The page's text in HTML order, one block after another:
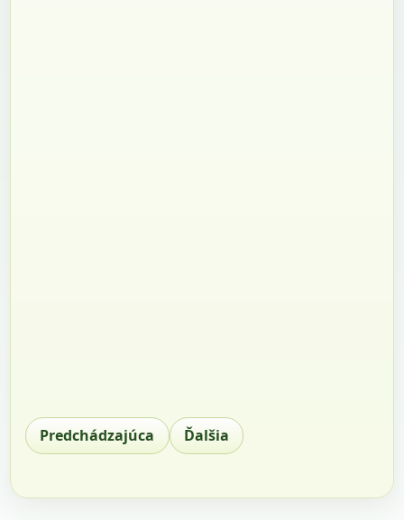
Predchádzajúca Ďalšia